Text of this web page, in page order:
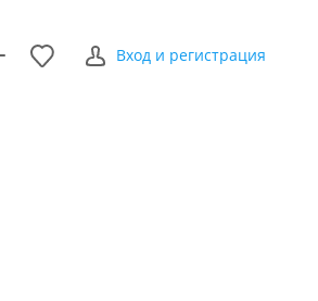
Вход и регистрация